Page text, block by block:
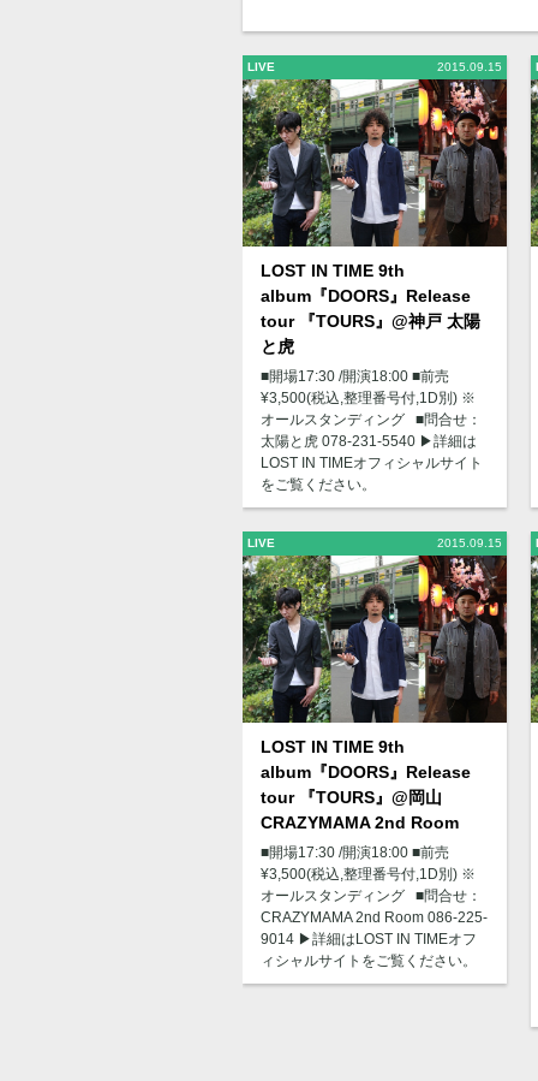
LIVE 2015.09.15
LOST IN TIME 9th
album『DOORS』Release
tour 『TOURS』@神戸 太陽
と虎
■開場17:30 /開演18:00 ■前売
¥3,500(税込,整理番号付,1D別) ※
オールスタンディング ■問合せ：
太陽と虎 078-231-5540 ▶︎詳細は
LOST IN TIMEオフィシャルサイト
をご覧ください。
LIVE 2015.09.15
LOST IN TIME 9th
album『DOORS』Release
tour 『TOURS』@岡山
CRAZYMAMA 2nd Room
■開場17:30 /開演18:00 ■前売
¥3,500(税込,整理番号付,1D別) ※
オールスタンディング ■問合せ：
CRAZYMAMA 2nd Room 086-225-
9014 ▶︎詳細はLOST IN TIMEオフ
ィシャルサイトをご覧ください。